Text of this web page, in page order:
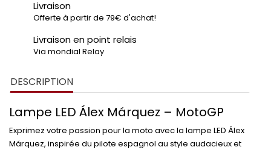
Livraison
Offerte à partir de 79€ d'achat!
Livraison en point relais
Via mondial Relay
DESCRIPTION
Lampe LED Álex Márquez – MotoGP
Exprimez votre passion pour la moto avec la lampe LED Álex
Márquez, inspirée du pilote espagnol au style audacieux et